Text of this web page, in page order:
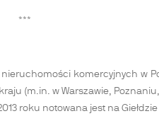
***
komercyjnych w
(m.in. w Warszawie,
roku notowana jest na Giełdzie